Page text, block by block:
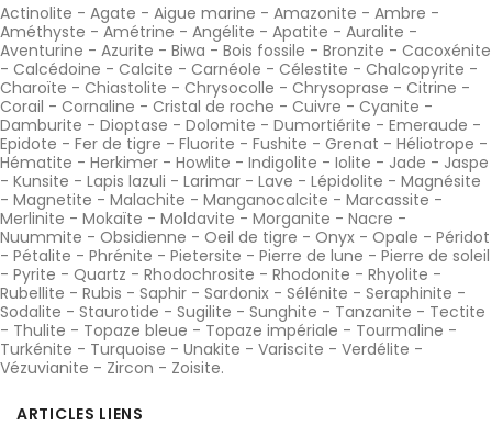
Actinolite - Agate - Aigue marine - Amazonite - Ambre -
Améthyste - Amétrine - Angélite - Apatite - Auralite -
Aventurine - Azurite - Biwa - Bois fossile - Bronzite - Cacoxénite
- Calcédoine - Calcite - Carnéole - Célestite - Chalcopyrite -
Charoïte - Chiastolite - Chrysocolle - Chrysoprase - Citrine -
Corail - Cornaline - Cristal de roche - Cuivre - Cyanite -
Damburite - Dioptase - Dolomite - Dumortiérite - Emeraude -
Epidote - Fer de tigre - Fluorite - Fushite - Grenat - Héliotrope -
Hématite - Herkimer - Howlite - Indigolite - Iolite - Jade - Jaspe
- Kunsite - Lapis lazuli - Larimar - Lave - Lépidolite - Magnésite
- Magnetite - Malachite - Manganocalcite - Marcassite -
Merlinite - Mokaïte - Moldavite - Morganite - Nacre -
Nuummite - Obsidienne - Oeil de tigre - Onyx - Opale - Péridot
- Pétalite - Phrénite - Pietersite - Pierre de lune - Pierre de soleil
- Pyrite - Quartz - Rhodochrosite - Rhodonite - Rhyolite -
Rubellite - Rubis - Saphir - Sardonix - Sélénite - Seraphinite -
Sodalite - Staurotide - Sugilite - Sunghite - Tanzanite - Tectite
- Thulite - Topaze bleue - Topaze impériale - Tourmaline -
Turkénite - Turquoise - Unakite - Variscite - Verdélite -
Vézuvianite - Zircon - Zoisite.
ARTICLES LIENS